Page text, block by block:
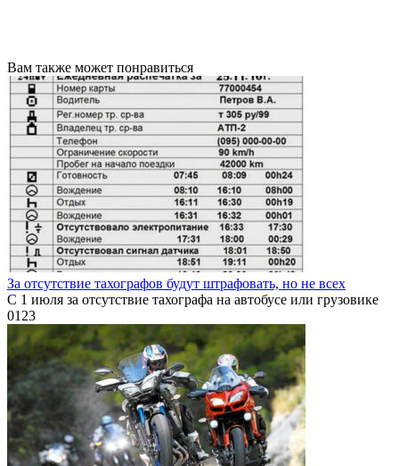
Вам также может понравиться
За отсутствие тахографов будут штрафовать, но не всех
С 1 июля за отсутствие тахографа на автобусе или грузовике
0123